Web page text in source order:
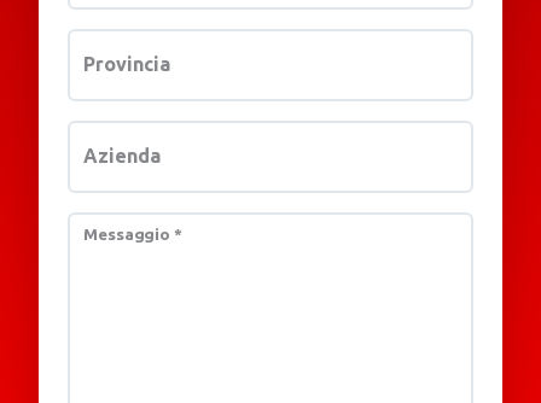
Provincia
Azienda
Messaggio *